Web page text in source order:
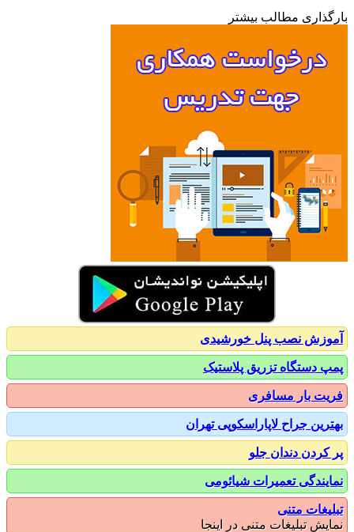
مطالب بیشتر
نصب پنل خورشیدی
دستگاه تزریق پلاستیک
بار مسافری
جراح لاپاراسکوپی تهران
دندان جلو
تعمیرات شیائومی
متنی
تبلیغات متنی در اینجا